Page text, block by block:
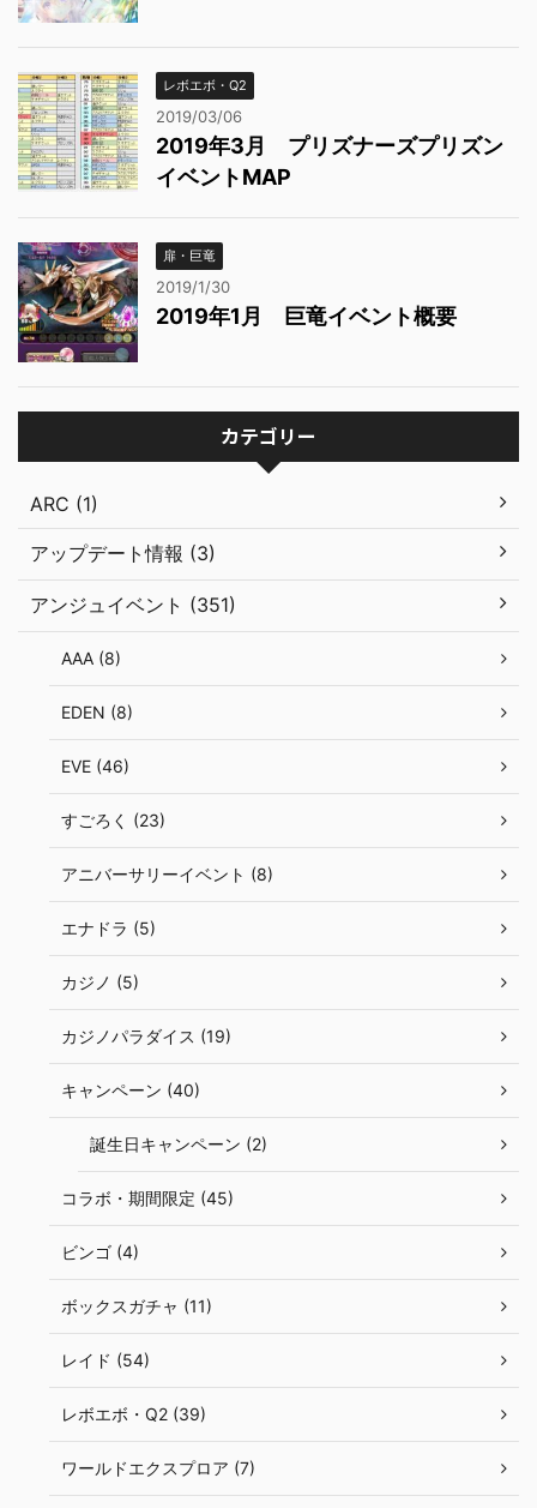
レボエボ・Q2
2019/03/06
2019年3月 プリズナーズプリズン
イベントMAP
扉・巨竜
2019/1/30
2019年1月 巨竜イベント概要
カテゴリー
ARC (1)
アップデート情報 (3)
アンジュイベント (351)
AAA (8)
EDEN (8)
EVE (46)
すごろく (23)
アニバーサリーイベント (8)
エナドラ (5)
カジノ (5)
カジノパラダイス (19)
キャンペーン (40)
誕生日キャンペーン (2)
コラボ・期間限定 (45)
ビンゴ (4)
ボックスガチャ (11)
レイド (54)
レボエボ・Q2 (39)
ワールドエクスプロア (7)